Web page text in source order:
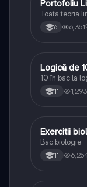
Limba și
Portofoliu
Toata teoria
6 6,351
Logică
Logică de
10 în bac la
11 1,293
Biologie
Exercitii
Bac biologie
11